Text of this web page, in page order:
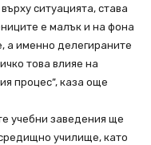
ситуацията, става
е малък и на фона
а именно делегираните
това влияе на
процес”, каза още
учебни заведения ще
училище, като